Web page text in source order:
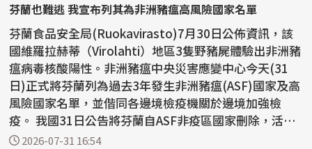
芬蘭也難逃 我宣布列其為非洲豬瘟高風險國家名單
芬蘭食品安全局(Ruokavirasto)7月30日公佈資訊，該
國維羅拉赫蒂（Virolahti）地區3隻野豬屍體驗出非洲豬
瘟病毒核酸陽性。非洲豬瘟中央災害應變中心今天(31
日)正式將芬蘭列為過去3年發生非洲豬瘟(ASF)國家及高
風險國家名單，並偕同各邊境檢疫機關於邊境加強檢
疫。 我國31日公告將芬蘭自ASF非疫區國家刪除，活豬
及豬肉...
2026-07-31 16:54